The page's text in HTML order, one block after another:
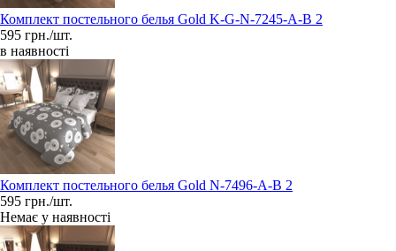
Комплект постельного белья Gold K-G-N-7245-A-B 2
595 грн./шт.
в наявності
Комплект постельного белья Gold N-7496-A-B 2
595 грн./шт.
Немає у наявності